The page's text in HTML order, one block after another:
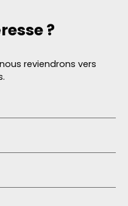
?
reviendrons vers